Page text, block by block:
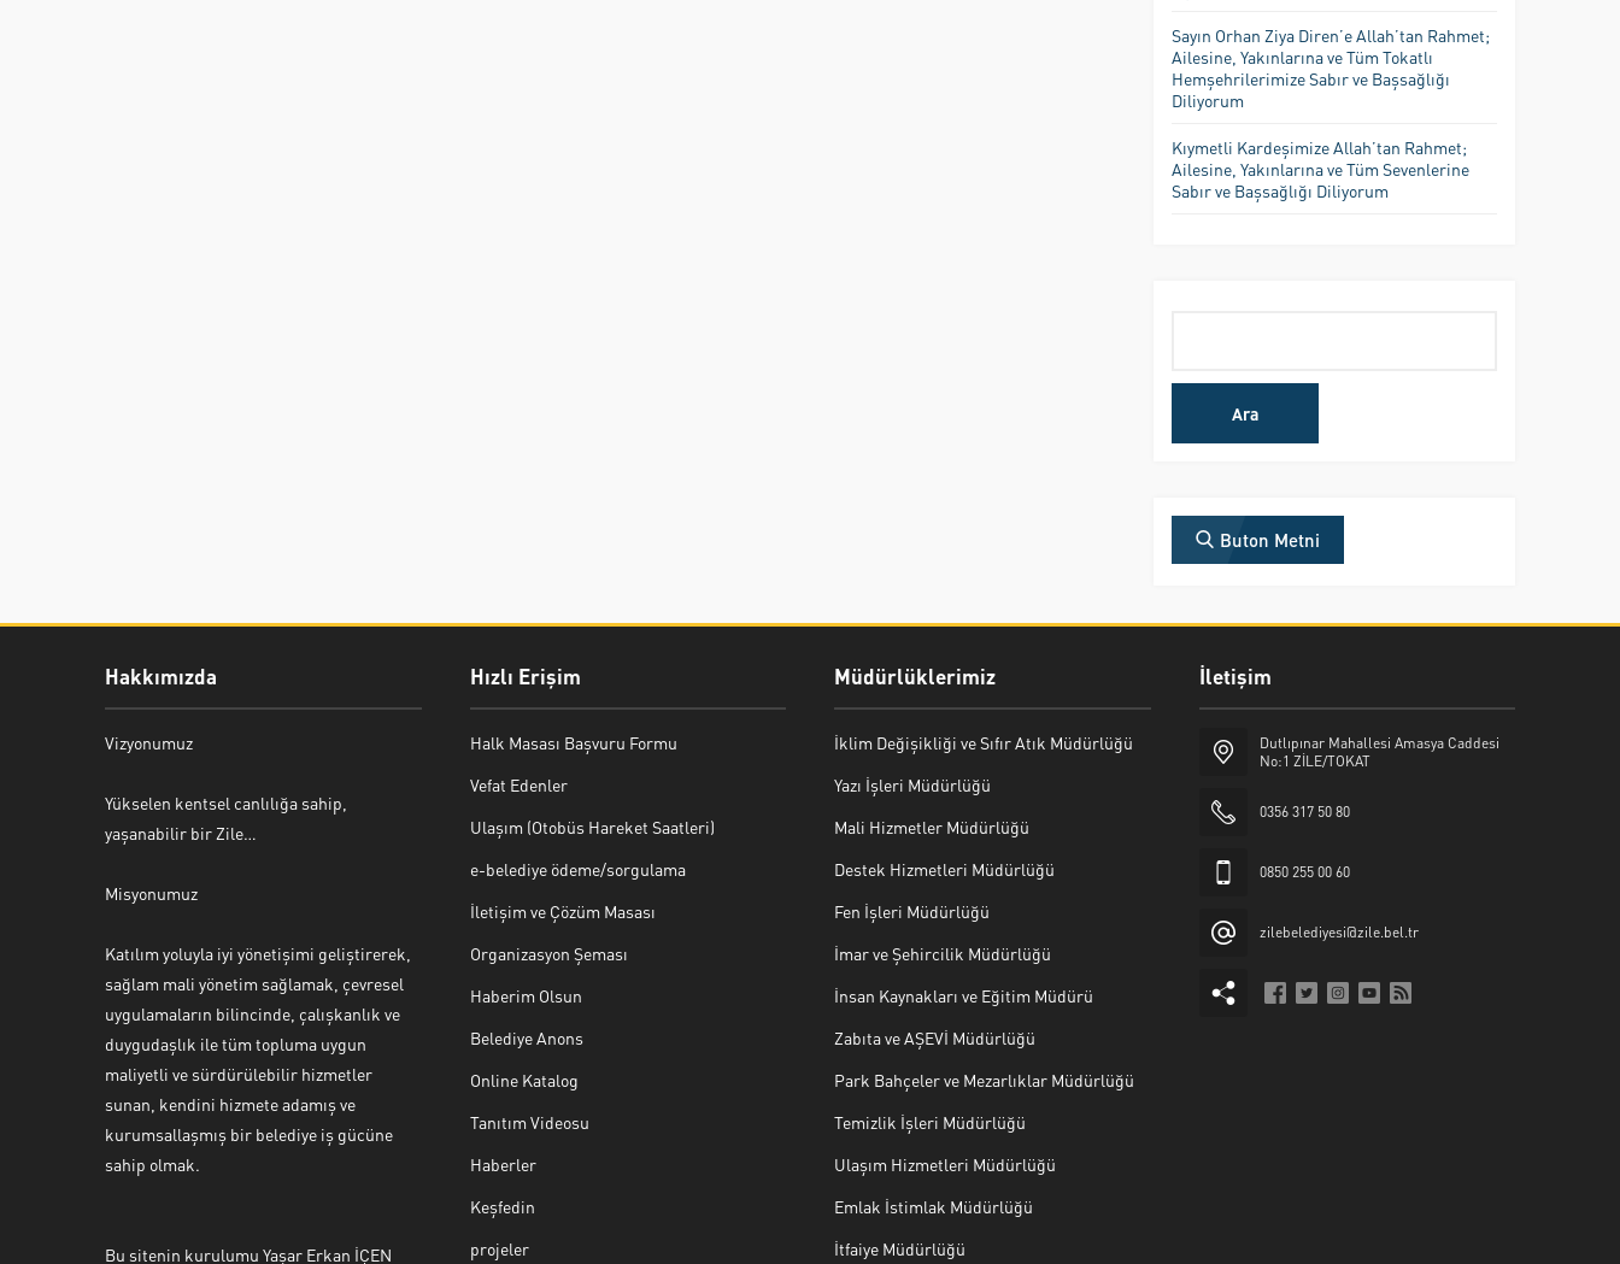
Sayın Orhan Ziya Diren’e Allah’tan Rahmet;
Ailesine, Yakınlarına ve Tüm Tokatlı
Hemşehrilerimize Sabır ve Başsağlığı
Diliyorum
Kıymetli Kardeşimize Allah’tan Rahmet;
Ailesine, Yakınlarına ve Tüm Sevenlerine
Sabır ve Başsağlığı Diliyorum
Buton Metni
Hakkımızda
Vizyonumuz
Yükselen kentsel canlılığa sahip,
yaşanabilir bir Zile…
Misyonumuz
Katılım yoluyla iyi yönetişimi geliştirerek,
sağlam mali yönetim sağlamak, çevresel
uygulamaların bilincinde, çalışkanlık ve
duygudaşlık ile tüm topluma uygun
maliyetli ve sürdürülebilir hizmetler
sunan, kendini hizmete adamış ve
kurumsallaşmış bir belediye iş gücüne
sahip olmak.
Bu sitenin kurulumu Yaşar Erkan İÇEN
Hızlı Erişim
Halk Masası Başvuru Formu
Vefat Edenler
Ulaşım (Otobüs Hareket Saatleri)
e-belediye ödeme/sorgulama
İletişim ve Çözüm Masası
Organizasyon Şeması
Haberim Olsun
Belediye Anons
Online Katalog
Tanıtım Videosu
Haberler
Keşfedin
projeler
Müdürlüklerimiz
İklim Değişikliği ve Sıfır Atık Müdürlüğü
Yazı İşleri Müdürlüğü
Mali Hizmetler Müdürlüğü
Destek Hizmetleri Müdürlüğü
Fen İşleri Müdürlüğü
İmar ve Şehircilik Müdürlüğü
İnsan Kaynakları ve Eğitim Müdürü
Zabıta ve AŞEVİ Müdürlüğü
Park Bahçeler ve Mezarlıklar Müdürlüğü
Temizlik İşleri Müdürlüğü
Ulaşım Hizmetleri Müdürlüğü
Emlak İstimlak Müdürlüğü
İtfaiye Müdürlüğü
İletişim
Dutlıpınar Mahallesi Amasya Caddesi
No:1 ZİLE/TOKAT
0356 317 50 80
0850 255 00 60
zilebelediyesi@zile.bel.tr